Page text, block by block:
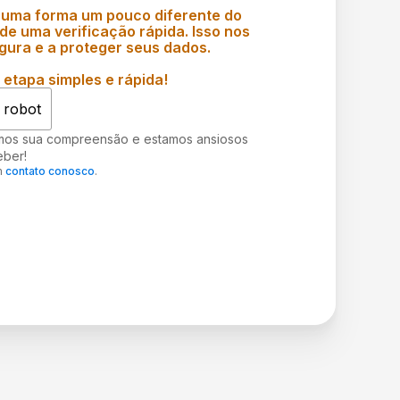
forma um pouco diferente do
uma verificação rápida. Isso nos
e a proteger seus dados.
simples e rápida!
robot
sua compreensão e estamos ansiosos
contato conosco.